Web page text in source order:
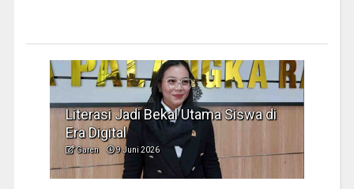
Literasi Jadi Bekal Utama Siswa di
Era Digital
Garen 9 Juni 2026